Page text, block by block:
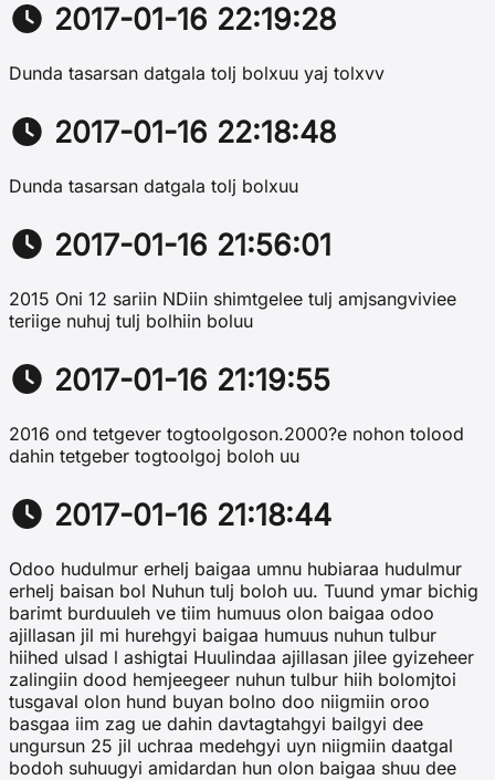
2017-01-16 22:19:28
Dunda tasarsan datgala tolj bolxuu yaj tolxvv
2017-01-16 22:18:48
Dunda tasarsan datgala tolj bolxuu
2017-01-16 21:56:01
2015 Oni 12 sariin NDiin shimtgelee tulj amjsangviviee
teriige nuhuj tulj bolhiin boluu
2017-01-16 21:19:55
2016 ond tetgever togtoolgoson.2000?e nohon tolood
dahin tetgeber togtoolgoj boloh uu
2017-01-16 21:18:44
Odoo hudulmur erhelj baigaa umnu hubiaraa hudulmur
erhelj baisan bol Nuhun tulj boloh uu. Tuund ymar bichig
barimt burduuleh ve tiim humuus olon baigaa odoo
ajillasan jil mi hurehgyi baigaa humuus nuhun tulbur
hiihed ulsad l ashigtai Huulindaa ajillasan jilee gyizeheer
zalingiin dood hemjeegeer nuhun tulbur hiih bolomjtoi
tusgaval olon hund buyan bolno doo niigmiin oroo
basgaa iim zag ue dahin davtagtahgyi bailgyi dee
ungursun 25 jil uchraa medehgyi uyn niigmiin daatgal
bodoh suhuugyi amidardan hun olon baigaa shuu dee